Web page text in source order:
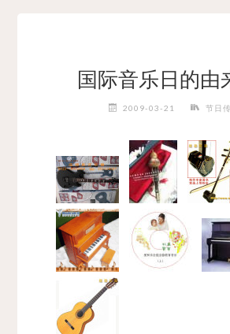
国际音乐日的由
2009-03-21 节日